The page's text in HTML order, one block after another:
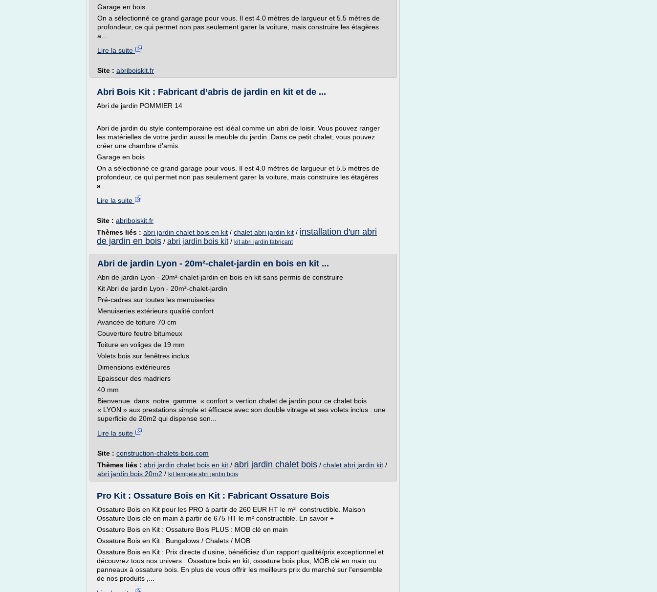
Garage en bois
On a sélectionné ce grand garage pour vous. Il est 4.0 mètres de largueur et 5.5 mètres de
profondeur, ce qui permet non pas seulement garer la voiture, mais construire les étagères
a...
Lire la suite
Site : abriboiskit.fr
Abri Bois Kit : Fabricant d’abris de jardin en kit et de ...
Abri de jardin POMMIER 14
Abri de jardin du style contemporaine est idéal comme un abri de loisir. Vous pouvez ranger
les matérielles de votre jardin aussi le meuble du jardin. Dans ce petit chalet, vous pouvez
créer une chambre d'amis.
Garage en bois
On a sélectionné ce grand garage pour vous. Il est 4.0 mètres de largueur et 5.5 mètres de
profondeur, ce qui permet non pas seulement garer la voiture, mais construire les étagères
a...
Lire la suite
Site : abriboiskit.fr
Thèmes liés : abri jardin chalet bois en kit / chalet abri jardin kit / installation d'un abri
de jardin en bois / abri jardin bois kit/ kit abri jardin fabricant
Abri de jardin Lyon - 20m²-chalet-jardin en bois en kit ...
Abri de jardin Lyon - 20m²-chalet-jardin en bois en kit sans permis de construire
Kit Abri de jardin Lyon - 20m²-chalet-jardin
Pré-cadres sur toutes les menuiseries
Menuiseries extérieurs qualité confort
Avancée de toiture 70 cm
Couverture feutre bitumeux
Toiture en voliges de 19 mm
Volets bois sur fenêtres inclus
Dimensions extérieures
Epaisseur des madriers
40 mm
Bienvenue dans notre gamme « confort » vertion chalet de jardin pour ce chalet bois
« LYON » aux prestations simple et éfficace avec son double vitrage et ses volets inclus : une
superficie de 20m2 qui dispense son...
Lire la suite
Site : construction-chalets-bois.com
Thèmes liés : abri jardin chalet bois en kit / abri jardin chalet bois / chalet abri jardin kit /
abri jardin bois 20m2 / kit tempete abri jardin bois
Pro Kit : Ossature Bois en Kit : Fabricant Ossature Bois
Ossature Bois en Kit pour les PRO à partir de 260 EUR HT le m² constructible. Maison
Ossature Bois clé en main à partir de 675 HT le m² constructible. En savoir +
Ossature Bois en Kit : Ossature Bois PLUS : MOB clé en main
Ossature Bois en Kit : Bungalows / Chalets / MOB
Ossature Bois en Kit : Prix directe d'usine, bénéficiez d'un rapport qualité/prix exceptionnel et
découvrez tous nos univers : Ossature bois en kit, ossature bois plus, MOB clé en main ou
panneaux à ossature bois. En plus de vous offrir les meilleurs prix du marché sur l'ensemble
de nos produits ,...